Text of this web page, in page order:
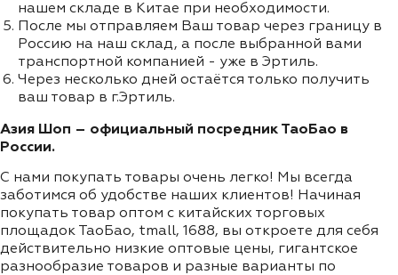
нашем складе в Китае при необходимости.
После мы отправляем Ваш товар через границу в
Россию на наш склад, а после выбранной вами
транспортной компанией - уже в Эртиль.
Через несколько дней остаётся только получить
ваш товар в г.Эртиль.
Азия Шоп – официальный посредник ТаоБао в
России.
С нами покупать товары очень легко! Мы всегда
заботимся об удобстве наших клиентов! Начиная
покупать товар оптом с китайских торговых
площадок ТаоБао, tmall, 1688, вы откроете для себя
действительно низкие оптовые цены, гигантское
разнообразие товаров и разные варианты по